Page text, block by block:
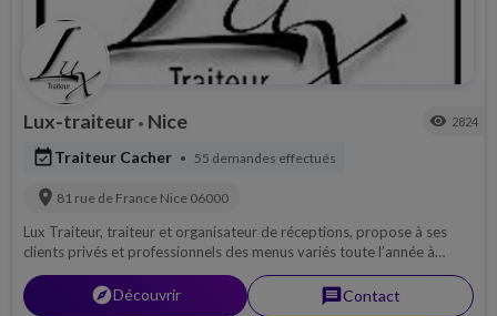
Lux-traiteur • Nice visibility 2824
event_availableTraiteur Cacher • 55 demandes effectués
location_on 81 rue de France Nice 06000
Lux Traiteur, traiteur et organisateur de réceptions, propose à ses
clients privés et professionnels des menus variés toute l’année à
partir des produits de saison ou des demandes spécifiques de clients.
L’art de recevoir à la Française avec LUX c’est : -Accueillir ses invités et
les surprendre avec la mise en scène et la transformation des
explorerDécouvrir messageContact